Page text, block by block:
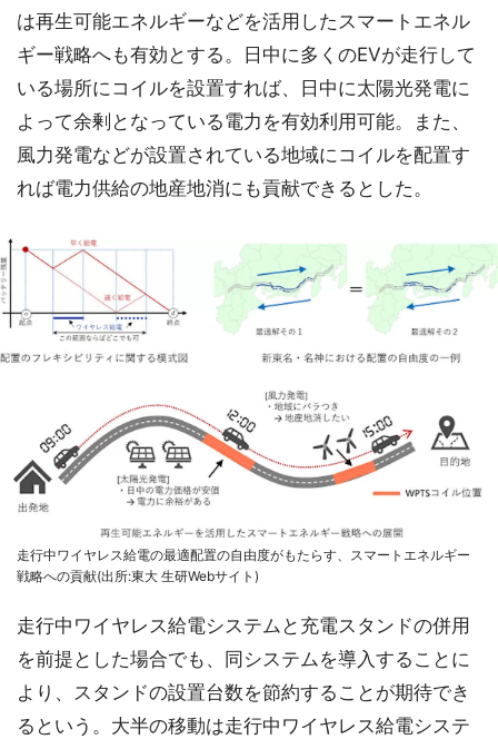
は再生可能エネルギーなどを活用したスマートエネル
ギー戦略へも有効とする。日中に多くのEVが走行して
いる場所にコイルを設置すれば、日中に太陽光発電に
よって余剰となっている電力を有効利用可能。また、
風力発電などが設置されている地域にコイルを配置す
れば電力供給の地産地消にも貢献できるとした。
走行中ワイヤレス給電の最適配置の自由度がもたらす、スマートエネルギー
戦略への貢献(出所:東大 生研Webサイト)
走行中ワイヤレス給電システムと充電スタンドの併用
を前提とした場合でも、同システムを導入することに
より、スタンドの設置台数を節約することが期待でき
るという。大半の移動は走行中ワイヤレス給電システ